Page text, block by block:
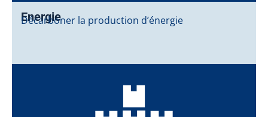
Energie
Décarboner la production d’énergie